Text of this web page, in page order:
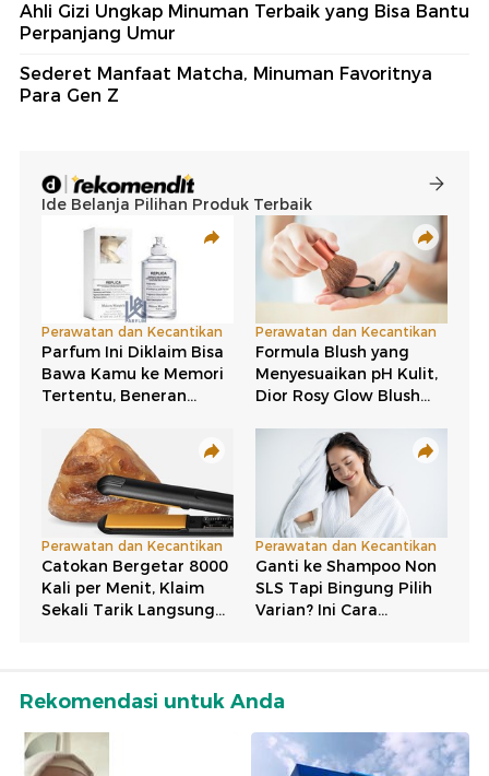
Ahli Gizi Ungkap Minuman Terbaik yang Bisa Bantu
Perpanjang Umur
Sederet Manfaat Matcha, Minuman Favoritnya
Para Gen Z
Rekomendasi untuk Anda